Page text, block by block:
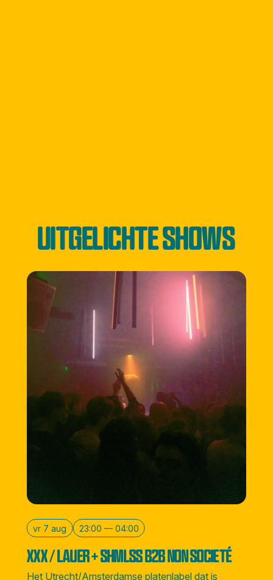
UITGELICHTE SHOWS
vr 7 aug 23:00 — 04:00
XXX / LAUER + SHMLSS B2B NON SOCIETÉ
Het Utrecht/Amsterdamse platenlabel dat is